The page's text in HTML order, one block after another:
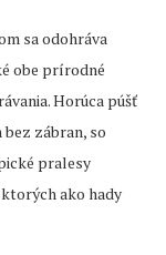
sa odohráva
obe prírodné
Horúca púšť
zábran, so
pralesy
ako hady